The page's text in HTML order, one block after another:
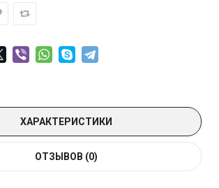
ХАРАКТЕРИСТИКИ
ОТЗЫВОВ (0)